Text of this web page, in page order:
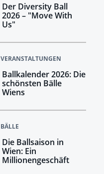
Der Diversity Ball
2026 – "Move With
Us"
VERANSTALTUNGEN
Ballkalender 2026: Die
schönsten Bälle
Wiens
BÄLLE
Die Ballsaison in
Wien: Ein
Millionengeschäft